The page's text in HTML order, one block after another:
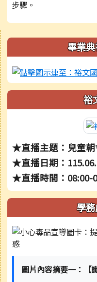
步驟。
右邊區域內容畢業
裕
★直播主題：兒童朝
★直播日期：
★直播時間：08:00-
學
圖片內容摘要一：【